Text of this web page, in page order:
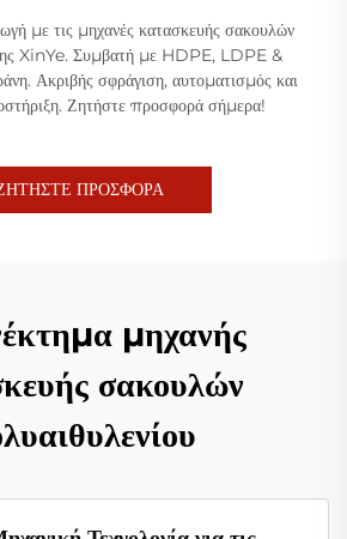
με τις μηχανές κατασκευής σακουλών
XinYe. Συμβατή με HDPE, LDPE &
Ακριβής σφράγιση, αυτοματισμός και
Ζητήστε προσφορά σήμερα!
ΠΡΟΣΦΟΡΑ
μηχανής
σακουλών